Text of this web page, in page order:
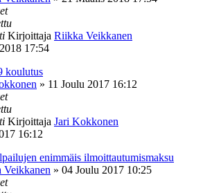
Kirjoittaja Riikka Veikkanen
17:54
koulutus
» 11 Joulu 2017 16:12
Kirjoittaja Jari Kokkonen
16:12
enimmäis ilmoittautumismaksu
Veikkanen » 04 Joulu 2017 10:25